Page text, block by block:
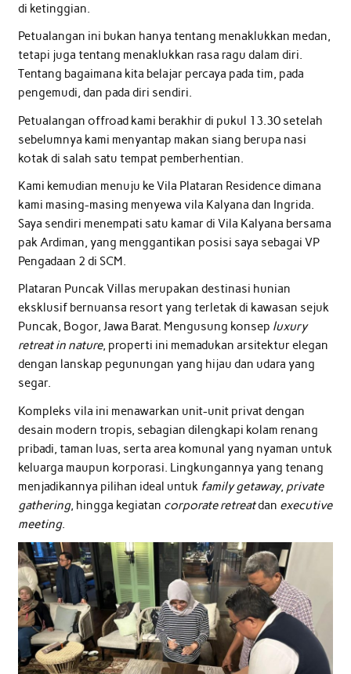
di ketinggian.
Petualangan ini bukan hanya tentang menaklukkan medan,
tetapi juga tentang menaklukkan rasa ragu dalam diri.
Tentang bagaimana kita belajar percaya pada tim, pada
pengemudi, dan pada diri sendiri.
Petualangan offroad kami berakhir di pukul 13.30 setelah
sebelumnya kami menyantap makan siang berupa nasi
kotak di salah satu tempat pemberhentian.
Kami kemudian menuju ke Vila Plataran Residence dimana
kami masing-masing menyewa vila Kalyana dan Ingrida.
Saya sendiri menempati satu kamar di Vila Kalyana bersama
pak Ardiman, yang menggantikan posisi saya sebagai VP
Pengadaan 2 di SCM.
Plataran Puncak Villas merupakan destinasi hunian
eksklusif bernuansa resort yang terletak di kawasan sejuk
Puncak, Bogor, Jawa Barat. Mengusung konsep luxury
retreat in nature, properti ini memadukan arsitektur elegan
dengan lanskap pegunungan yang hijau dan udara yang
segar.
Kompleks vila ini menawarkan unit-unit privat dengan
desain modern tropis, sebagian dilengkapi kolam renang
pribadi, taman luas, serta area komunal yang nyaman untuk
keluarga maupun korporasi. Lingkungannya yang tenang
menjadikannya pilihan ideal untuk family getaway, private
gathering, hingga kegiatan corporate retreatdan executive
meeting.